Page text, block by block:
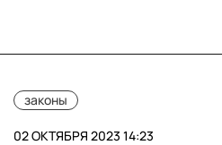
законы
02 ОКТЯБРЯ 2023 14:23